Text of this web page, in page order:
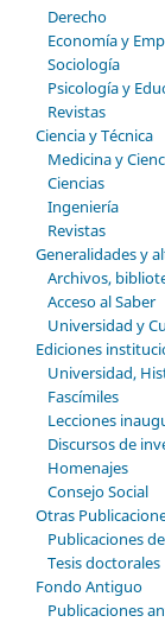
Derecho
Economía y
Sociología
Psicología y
Revistas
Ciencia y Técnica
Medicina y
Ciencias
Ingeniería
Revistas
Generalidades y
Archivos,
Acceso al Saber
Universidad y
Ediciones
Universidad,
Fascímiles
Lecciones
Discursos de
Homenajes
Consejo Social
Otras
Publicaciones
Tesis doctorales
Fondo Antiguo
Publicaciones